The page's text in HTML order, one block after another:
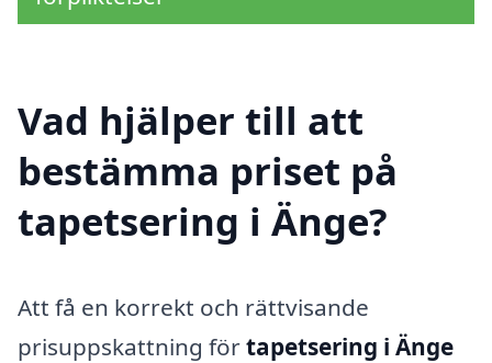
Vad hjälper till att
bestämma priset på
tapetsering i Änge?
Att få en korrekt och rättvisande
prisuppskattning förtapetsering i Änge